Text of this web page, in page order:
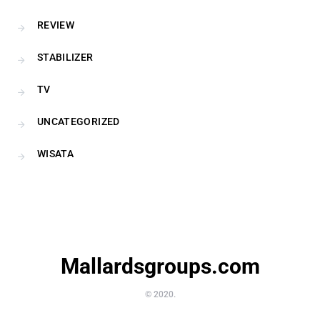
REVIEW
STABILIZER
TV
UNCATEGORIZED
WISATA
Mallardsgroups.com
© 2020.